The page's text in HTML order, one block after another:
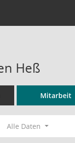
Heß
Mitarbeit
Alle Daten